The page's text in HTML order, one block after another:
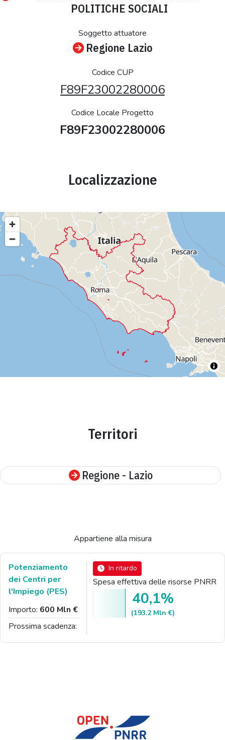
POLITICHE SOCIALI
Soggetto attuatore
Regione Lazio
Codice CUP
F89F23002280006
Codice Locale Progetto
F89F23002280006
Localizzazione
Territori
Regione - Lazio
Appartiene alla misura
Potenziamento
dei Centri per
l'Impiego (PES)
Importo: 600 Mln €
Prossima scadenza:
In ritardo
Spesa effettiva delle risorse PNRR
40,1%
(193.2 Mln €)